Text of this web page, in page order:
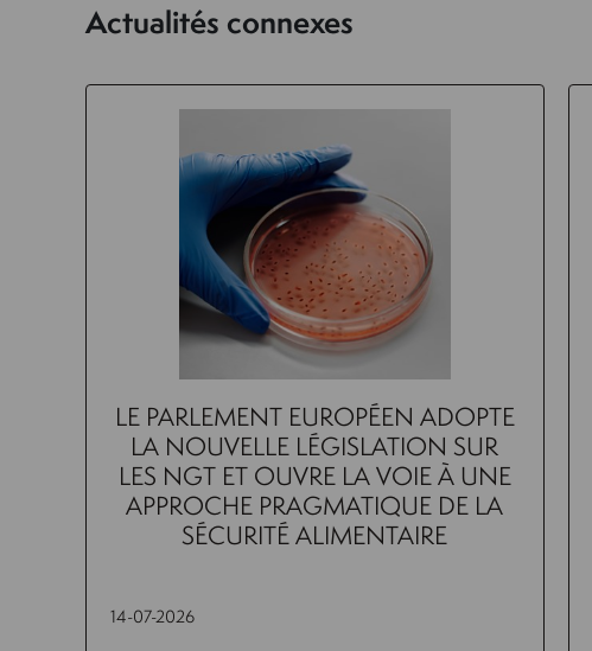
Actualités connexes
LE PARLEMENT EUROPÉEN ADOPTE
LA NOUVELLE LÉGISLATION SUR
LES NGT ET OUVRE LA VOIE À UNE
APPROCHE PRAGMATIQUE DE LA
SÉCURITÉ ALIMENTAIRE
14-07-2026